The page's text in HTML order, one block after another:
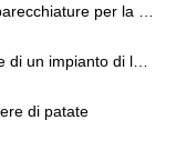
dell'amido di patate dolci 2020
lavorazione dell'amido?
di patate